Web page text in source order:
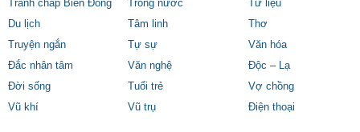
Tranh chấp Biển Đông
Trong nước
Tư liệu
Du lịch
Tâm linh
Thơ
Truyện ngắn
Tự sự
Văn hóa
Đắc nhân tâm
Văn nghệ
Độc – Lạ
Đời sống
Tuổi trẻ
Vợ chồng
Vũ khí
Vũ trụ Điện thoại